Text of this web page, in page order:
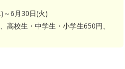
～6月30日(火)
高校生・中学生・小学生650円、